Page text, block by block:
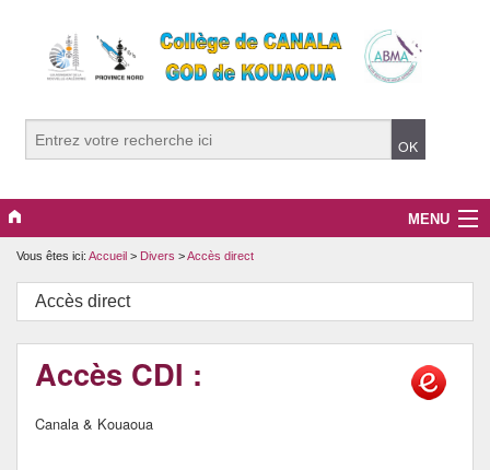
MENU
L’établissement
La communauté éducative (2026)
Les parcours éducatifs
Vous êtes ici: Accueil > Divers >Accès direct
Accès direct
Accès CDI :
Canala & Kouaoua